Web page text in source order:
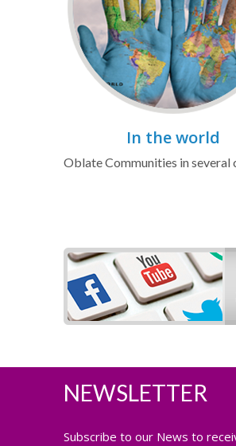
In the world
Oblate Communities in several
NEWSLETTER
Subscribe to our News to